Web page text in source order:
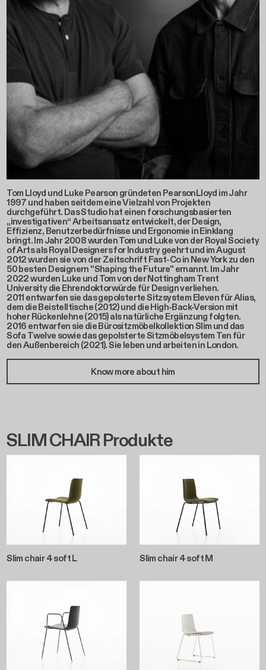
Tom Lloyd und Luke Pearson gründeten PearsonLloyd im Jahr
1997 und haben seitdem eine Vielzahl von Projekten
durchgeführt. Das Studio hat einen forschungsbasierten
„investigativen“ Arbeitsansatz entwickelt, der Design,
Effizienz, Benutzerbedürfnisse und Ergonomie in Einklang
bringt. Im Jahr 2008 wurden Tom und Luke von der Royal Society
of Arts als Royal Designers for Industry geehrt und im August
2012 wurden sie von der Zeitschrift Fast-Co in New York zu den
50 besten Designern "Shaping the Future" ernannt. Im Jahr
2022 wurden Luke und Tom von der Nottingham Trent
University die Ehrendoktorwürde für Design verliehen.
2011 entwarfen sie das gepolsterte Sitzsystem Eleven für Alias,
dem die Beistelltische (2012) und die High-Back-Version mit
hoher Rückenlehne (2015) als natürliche Ergänzung folgten.
2016 entwarfen sie die Bürositzmöbelkollektion Slim und das
Sofa Twelve sowie das gepolsterte Sitzmöbelsystem Ten für
den Außenbereich (2021). Sie leben und arbeiten in London.
Know more about him
SLIM CHAIR Produkte
Slim chair 4 soft L Slim chair 4 soft M